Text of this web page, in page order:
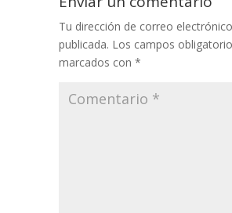
Tu dirección de correo
publicada. Los campos
marcados con *